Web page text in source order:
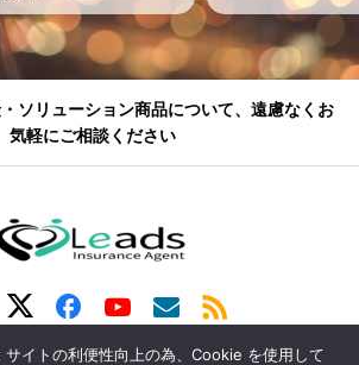
ソリューション商品について、遠慮なくお
気軽にご相談ください
サイトの利便性向上の為、Cookie を使用して